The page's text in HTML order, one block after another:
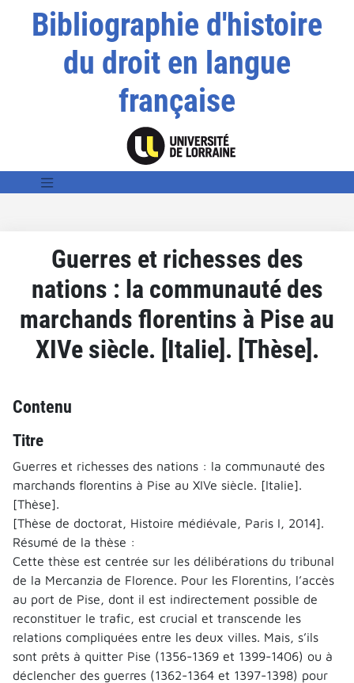
Bibliographie d'histoire
du droit en langue
française
Guerres et richesses des
nations : la communauté des
marchands florentins à Pise au
XIVe siècle. [Italie]. [Thèse].
Contenu
Titre
Guerres et richesses des nations : la communauté des
marchands florentins à Pise au XIVe siècle. [Italie].
[Thèse].
[Thèse de doctorat, Histoire médiévale, Paris I, 2014].
Résumé de la thèse :
Cette thèse est centrée sur les délibérations du tribunal
de la Mercanzia de Florence. Pour les Florentins, l’accès
au port de Pise, dont il est indirectement possible de
reconstituer le trafic, est crucial et transcende les
relations compliquées entre les deux villes. Mais, s’ils
sont prêts à quitter Pise (1356-1369 et 1399-1406) ou à
déclencher des guerres (1362-1364 et 1397-1398) pour